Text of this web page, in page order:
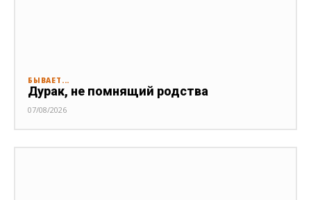
БЫВАЕТ...
Дурак, не помнящий родства
07/08/2026